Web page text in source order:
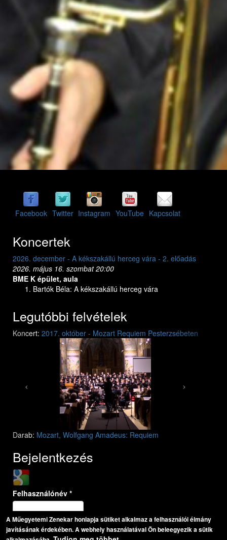
Facebook Twitter Instagram YouTube Kapcsolat
Koncertek
2026. december - A kékszakállú herceg vára - 2. előadás
2026. május 16. szombat 20:00
BME K épület, aula
Bartók Béla: A kékszakállú herceg vára
Legutóbbi felvételek
Koncert: 2017. október - Mozart Requiem Pesterzsébeten
Mozart: Requiem
Mozart: Requiem
Darab: Mozart, Wolfgang Amadeus: Requiem
Previous Next
Bejelentkezés
Login with Google
Felhasználónév *
Jelszó*
A Műegyetemi Zenekar honlapja sütiket alkalmaz a felhasználói élmány
javításának érdekében. A webhely használatával Ön beleegyezik a sütik